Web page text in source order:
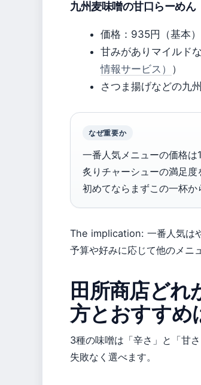
九州麦味噌の甘口らーめん
価格：935円（基本）
甘みがありマイルド
情報サービス） ）
さつま揚げなどの九
なぜ重要か
一番人気メニューの価格は
炙りチャーシューの満足度
初めてならまずこの一杯か
The implication: 一番人気は
予算や好みに応じて他のメニ
田所商店どれ
方とおすすめ
3種の味噌は「辛さ」と「甘
失敗なく選べます。